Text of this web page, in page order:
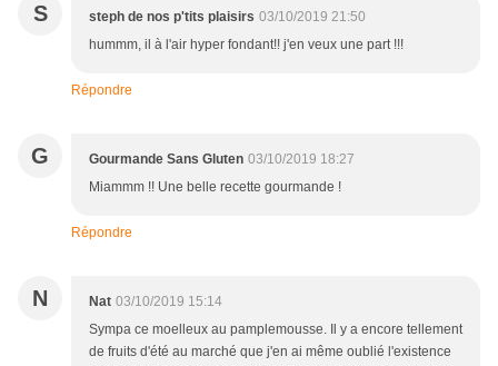
S steph de nos p'tits plaisirs 03/10/2019 21:50
hummm, il à l'air hyper fondant!! j'en veux une part !!!
Répondre
G Gourmande Sans Gluten 03/10/2019 18:27
Miammm !! Une belle recette gourmande !
Répondre
N Nat 03/10/2019 15:14
Sympa ce moelleux au pamplemousse. Il y a encore tellement
de fruits d'été au marché que j'en ai même oublié l'existence